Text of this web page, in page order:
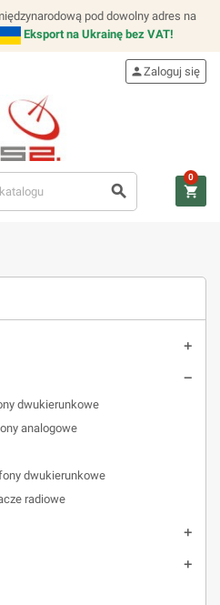
pod dowolny adres na
Eksport na Ukrainę bez VAT!
search
personZaloguj się
shopping_cart
0
add
remove
dwukierunkowe
analogowe
dwukierunkowe
radiowe
add
add